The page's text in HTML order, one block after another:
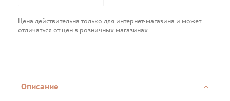
Цена действительна только для интернет-магазина и может
отличаться от цен в розничных магазинах
Описание